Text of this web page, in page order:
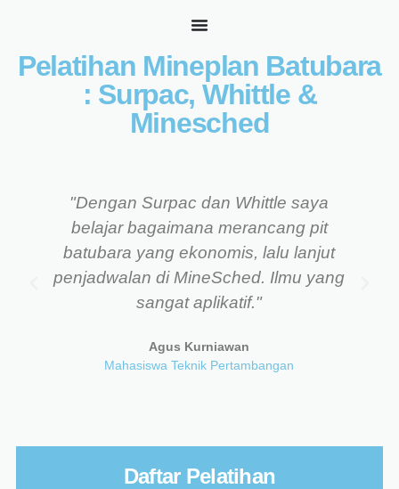
Pelatihan Mineplan Batubara
: Surpac, Whittle &
Minesched
"Dengan Surpac dan Whittle saya
belajar bagaimana merancang pit
batubara yang ekonomis, lalu lanjut
penjadwalan di MineSched. Ilmu yang
sangat aplikatif."
Agus Kurniawan
Mahasiswa Teknik Pertambangan
Daftar Pelatihan